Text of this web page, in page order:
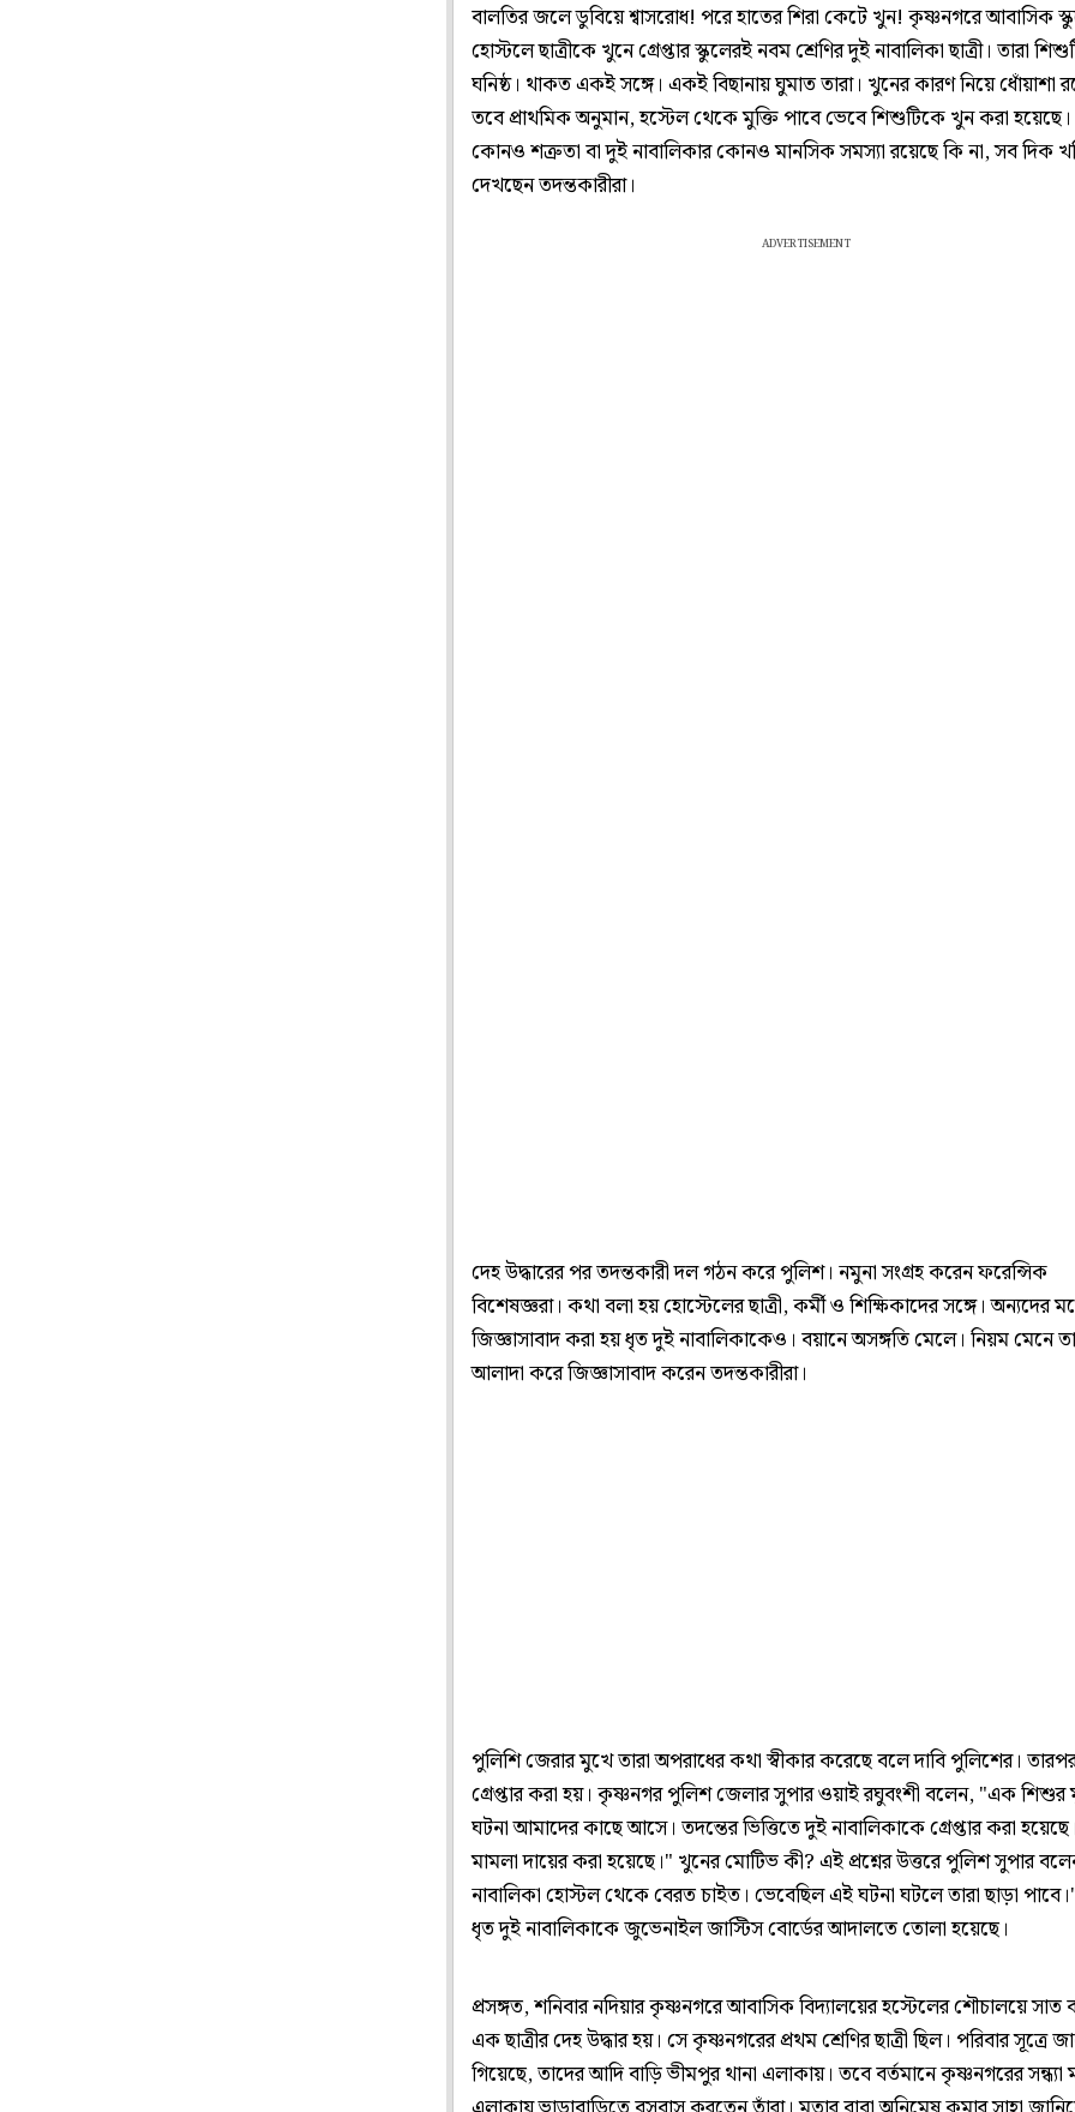
বালতির জলে ডুবিয়ে শ্বাসরোধ! পরে হাতের শিরা কেটে খুন! কৃষ্ণনগরে আবাসিক
হোস্টলে ছাত্রীকে খুনে গ্রেপ্তার স্কুলেরই নবম শ্রেণির দুই নাবালিকা ছাত্রী। তারা
ঘনিষ্ঠ। থাকত একই সঙ্গে। একই বিছানায় ঘুমাত তারা। খুনের কারণ নিয়ে ধোঁয়াশা
তবে প্রাথমিক অনুমান, হস্টেল থেকে মুক্তি পাবে ভেবে শিশুটিকে খুন করা হয়েছে।
কোনও শত্রুতা বা দুই নাবালিকার কোনও মানসিক সমস্যা রয়েছে কি না, সব দিক
দেখছেন তদন্তকারীরা।
ADVERTISEMENT
দেহ উদ্ধারের পর তদন্তকারী দল গঠন করে পুলিশ। নমুনা সংগ্রহ করেন ফরেন্সিক
বিশেষজ্ঞরা। কথা বলা হয় হোস্টেলের ছাত্রী, কর্মী ও শিক্ষিকাদের সঙ্গে। অন্যদের
জিজ্ঞাসাবাদ করা হয় ধৃত দুই নাবালিকাকেও। বয়ানে অসঙ্গতি মেলে। নিয়ম মেনে
আলাদা করে জিজ্ঞাসাবাদ করেন তদন্তকারীরা।
পুলিশি জেরার মুখে তারা অপরাধের কথা স্বীকার করেছে বলে দাবি পুলিশের।
গ্রেপ্তার করা হয়। কৃষ্ণনগর পুলিশ জেলার সুপার ওয়াই রঘুবংশী বলেন, "এক শিশুর
ঘটনা আমাদের কাছে আসে। তদন্তের ভিত্তিতে দুই নাবালিকাকে গ্রেপ্তার করা
মামলা দায়ের করা হয়েছে।" খুনের মোটিভ কী? এই প্রশ্নের উত্তরে পুলিশ সুপার
নাবালিকা হোস্টল থেকে বেরত চাইত। ভেবেছিল এই ঘটনা ঘটলে তারা ছাড়া
ধৃত দুই নাবালিকাকে জুভেনাইল জাস্টিস বোর্ডের আদালতে তোলা হয়েছে।
প্রসঙ্গত, শনিবার নদিয়ার কৃষ্ণনগরে আবাসিক বিদ্যালয়ের হস্টেলের শৌচালয়ে সাত
এক ছাত্রীর দেহ উদ্ধার হয়। সে কৃষ্ণনগরের প্রথম শ্রেণির ছাত্রী ছিল। পরিবার সূত্রে
গিয়েছে, তাদের আদি বাড়ি ভীমপুর থানা এলাকায়। তবে বর্তমানে কৃষ্ণনগরের সন্ধ্যা